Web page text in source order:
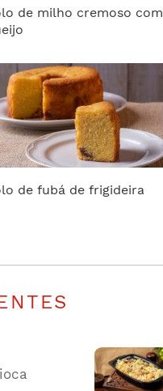
de milho cremoso com
de fubá de frigideira